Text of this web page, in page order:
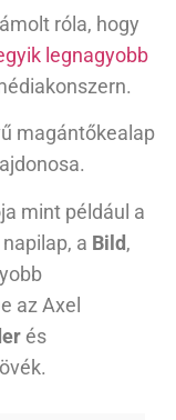
róla, hogy
legnagyobb
magántőkealap
mint például a
a Bild,
az Axel
és